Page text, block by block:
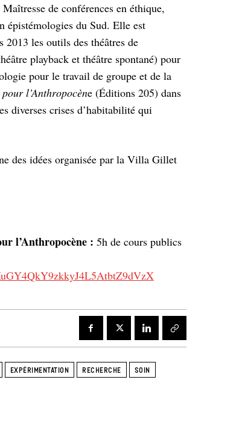
de conférences en éthique,
épistémologies du Sud. Elle est
2013 les outils des théâtres de
playback et théâtre spontané) pour
pour le travail de groupe et de la
l’Anthropocène (Éditions 205) dans
diverses crises d’habitabilité qui
des idées organisée par la Villa Gillet
l’Anthropocène : 5h de cours publics
EXPÉRIMENTATION RECHERCHE
SOIN